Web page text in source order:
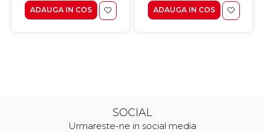
ADAUGA IN COS ADAUGA IN COS
SOCIAL
Urmareste-ne in social media